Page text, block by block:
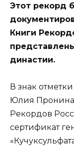
Этот рекорд
Книги
династии.
В знак
Юлия
Рекордов
сертификат